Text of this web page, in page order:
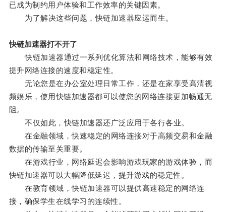
已成为制约用户体验和工作效率的关键因素。
为了解决这些问题，快链加速器应运而生。
快链加速器打不开了
快链加速器通过一系列优化算法和网络技术，能够有效
提升网络连接的速度和稳定性。
无论您是在办公室处理日常工作，还是在家享受高清视
频娱乐，使用快链加速器都可以使您的网络连接更加畅通无
阻。
不仅如此，快链加速器还广泛应用于各行各业。
在金融领域，快速稳定的网络连接对于高频交易和金融
数据的传输至关重要。
在游戏行业，网络延迟会影响游戏玩家的游戏体验，而
快链加速器可以大幅降低延迟，提升游戏的稳定性。
在教育领域，快链加速器可以提供高速稳定的网络连
接，确保学生在线学习的连续性。